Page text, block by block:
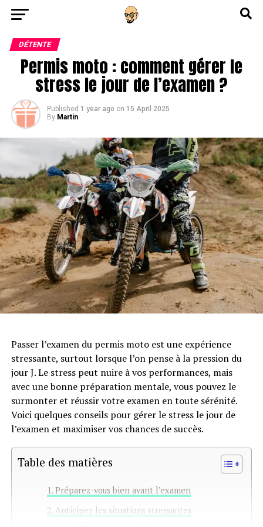
DÉTENTE
Permis moto : comment gérer le
stress le jour de l’examen ?
Published 1 year ago on 15 April 2025
By Martin
Passer l’examen du permis moto est une expérience
stressante, surtout lorsque l’on pense à la pression du
jour J. Le stress peut nuire à vos performances, mais
avec une bonne préparation mentale, vous pouvez le
surmonter et réussir votre examen en toute sérénité.
Voici quelques conseils pour gérer le stress le jour de
l’examen et maximiser vos chances de succès.
Table des matières
Préparez-vous bien avant l’examen
Anticipez les situations stressantes
Go to mobile version